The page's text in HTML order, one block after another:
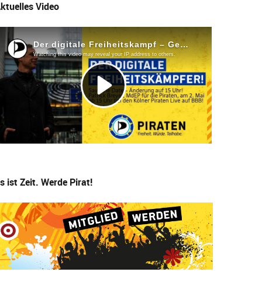
Video
ist Zeit. Werde Pirat!